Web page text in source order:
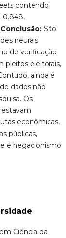
contendo
0.848,
Conclusão:São
neurais
de verificação
pleitos eleitorais,
ainda é
dados não
Os
econômicas,
públicas,
e negacionismo
Ciência da